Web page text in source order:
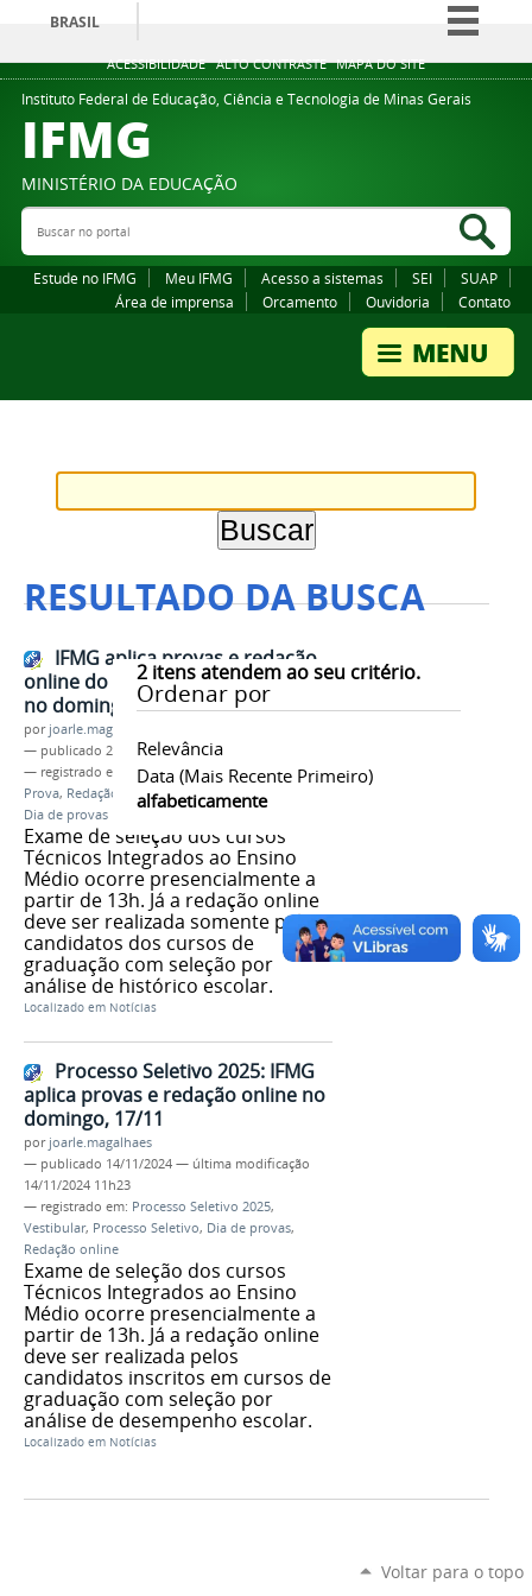
ACESSIBILIDADE ALTO CONTRASTE MAPA DO SITE
BRASIL
Simplifique!
Comunica BR
Legislação
Instituto Federal de Educação, Ciência e Tecnologia de Minas Gerais
IFMG
MINISTÉRIO DA EDUCAÇÃO
Buscar no portal
Estude no IFMG Meu IFMG Acesso a sistemas SEI
SUAP
Área de imprensa
Orcamento Ouvidoria Contato
RESULTADO DA BUSCA
2itens atendem ao seu critério.
Ordenar por
Relevância
Data (mais Recente Primeiro)
alfabeticamente
IFMG aplica provas e redação
online do Processo Seletivo 2026
no domingo, 26/10
por joarle.magalhaes
— publicado 23/10/2025
— registrado em:
Processo Seletivo,Vestibular,
Prova, Redação online ,Processo Seletivo 2026
Dia de provas
Exame de seleção dos cursos
Técnicos Integrados ao Ensino
Médio ocorre presencialmente a
partir de 13h. Já a redação online
deve ser realizada somente pelos
candidatos dos cursos de
graduação com seleção por
análise de histórico escolar.
Localizado em Notícias
Processo Seletivo 2025: IFMG
aplica provas e redação online no
domingo, 17/11
por joarle.magalhaes
— publicado 14/11/2024 — última modificação
14/11/2024 11h23
— registrado em: Processo Seletivo 2025,
Vestibular, Processo Seletivo, Dia de provas,
Redação online
Exame de seleção dos cursos
Técnicos Integrados ao Ensino
Médio ocorre presencialmente a
partir de 13h. Já a redação online
deve ser realizada pelos
candidatos inscritos em cursos de
graduação com seleção por
análise de desempenho escolar.
Localizado em Notícias
Voltar para o topo